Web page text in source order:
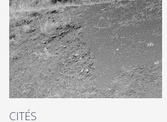
CITÉS